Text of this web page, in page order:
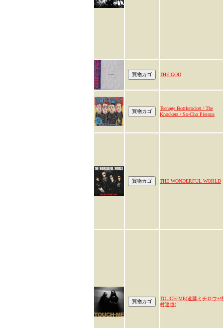
THE GOD
Teenage Bottlerocket / The
Knockers / So-Cho Pistons
THE WONDERFUL WORLD
TOUCH-ME(遠藤ミチロウ+
村達也)